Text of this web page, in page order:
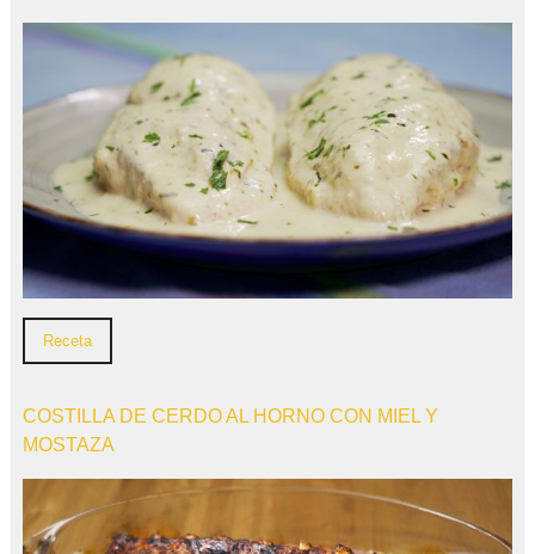
Receta
COSTILLA DE CERDO AL HORNO CON MIEL Y
MOSTAZA